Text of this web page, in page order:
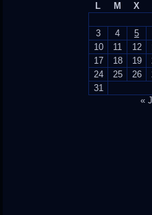
L
M X
3
4 5
10
11 12
17
18 19
24
25 26
31
«